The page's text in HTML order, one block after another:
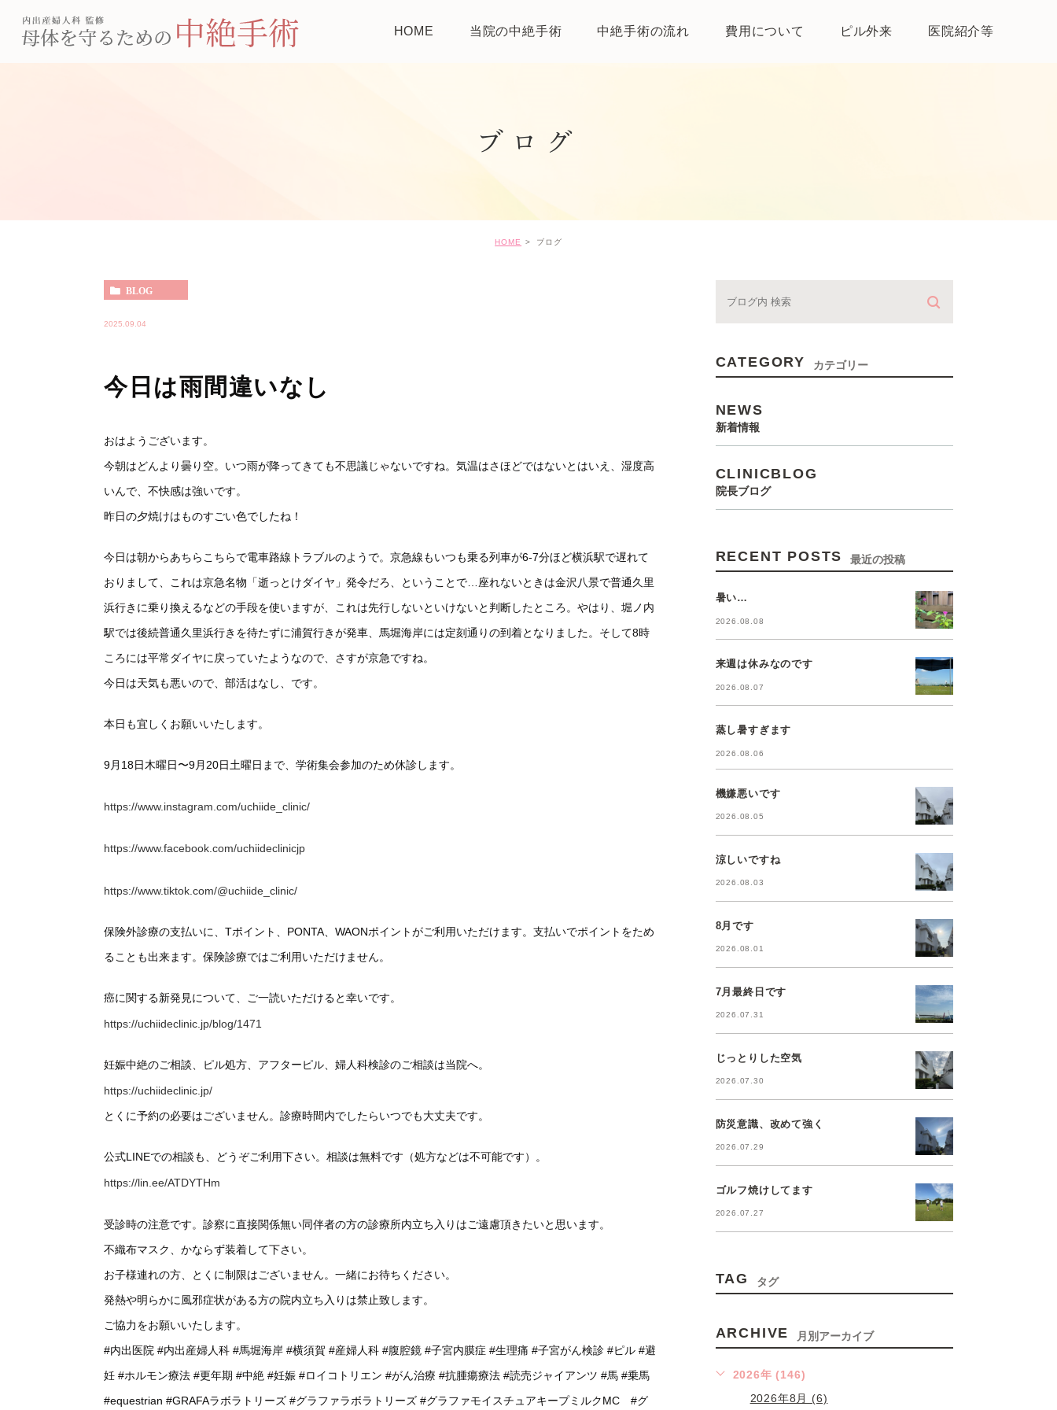
HOME 当院の中絶手術 中絶手術の流れ 費用について ピル外来 医院紹介等
ブログ
HOME ブログ
BLOG
2025.09.04
今日は雨間違いなし
おはようございます。
今朝はどんより曇り空。いつ雨が降ってきても不思議じゃないですね。気温はさほどではないとはいえ、湿度高
いんで、不快感は強いです。
昨日の夕焼けはものすごい色でしたね！
今日は朝からあちらこちらで電車路線トラブルのようで。京急線もいつも乗る列車が6-7分ほど横浜駅で遅れて
おりまして、これは京急名物「逝っとけダイヤ」発令だろ、ということで…座れないときは金沢八景で普通久里
浜行きに乗り換えるなどの手段を使いますが、これは先行しないといけないと判断したところ。やはり、堀ノ内
駅では後続普通久里浜行きを待たずに浦賀行きが発車、馬堀海岸には定刻通りの到着となりました。そして8時
ころには平常ダイヤに戻っていたようなので、さすが京急ですね。
今日は天気も悪いので、部活はなし、です。
本日も宜しくお願いいたします。
9月18日木曜日〜9月20日土曜日まで、学術集会参加のため休診します。
https://www.instagram.com/uchiide_clinic/
https://www.facebook.com/uchiideclinicjp
https://www.tiktok.com/@uchiide_clinic/
保険外診療の支払いに、Tポイント、PONTA、WAONポイントがご利用いただけます。支払いでポイントをため
ることも出来ます。保険診療ではご利用いただけません。
癌に関する新発見について、ご一読いただけると幸いです。
https://uchiideclinic.jp/blog/1471
妊娠中絶のご相談、ピル処方、アフターピル、婦人科検診のご相談は当院へ。
https://uchiideclinic.jp/
とくに予約の必要はございません。診療時間内でしたらいつでも大丈夫です。
公式LINEでの相談も、どうぞご利用下さい。相談は無料です（処方などは不可能です）。
https://lin.ee/ATDYTHm
受診時の注意です。診察に直接関係無い同伴者の方の診療所内立ち入りはご遠慮頂きたいと思います。
不織布マスク、かならず装着して下さい。
お子様連れの方、とくに制限はございません。一緒にお待ちください。
発熱や明らかに風邪症状がある方の院内立ち入りは禁止致します。
ご協力をお願いいたします。
#内出医院 #内出産婦人科 #馬堀海岸 #横須賀 #産婦人科 #腹腔鏡 #子宮内膜症 #生理痛 #子宮がん検診 #ピル #避
妊 #ホルモン療法 #更年期 #中絶 #妊娠 #ロイコトリエン #がん治療 #抗腫瘍療法 #読売ジャイアンツ #馬 #乗馬
#equestrian #GRAFAラボラトリーズ #グラファラボラトリーズ #グラファモイスチュアキープミルクMC #グ
CATEGORY カテゴリー
NEWS
新着情報
CLINICBLOG
院長ブログ
RECENT POSTS 最近の投稿
暑い…
2026.08.08
来週は休みなのです
2026.08.07
蒸し暑すぎます
2026.08.06
機嫌悪いです
2026.08.05
涼しいですね
2026.08.03
8月です
2026.08.01
7月最終日です
2026.07.31
じっとりした空気
2026.07.30
防災意識、改めて強く
2026.07.29
ゴルフ焼けしてます
2026.07.27
TAG タグ
ARCHIVE 月別アーカイブ
2026年 (146)
2026年8月 (6)